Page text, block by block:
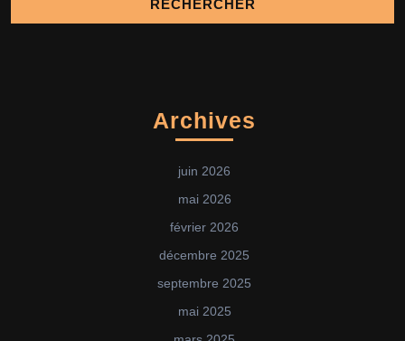
Archives
juin 2026
mai 2026
février 2026
décembre 2025
septembre 2025
mai 2025